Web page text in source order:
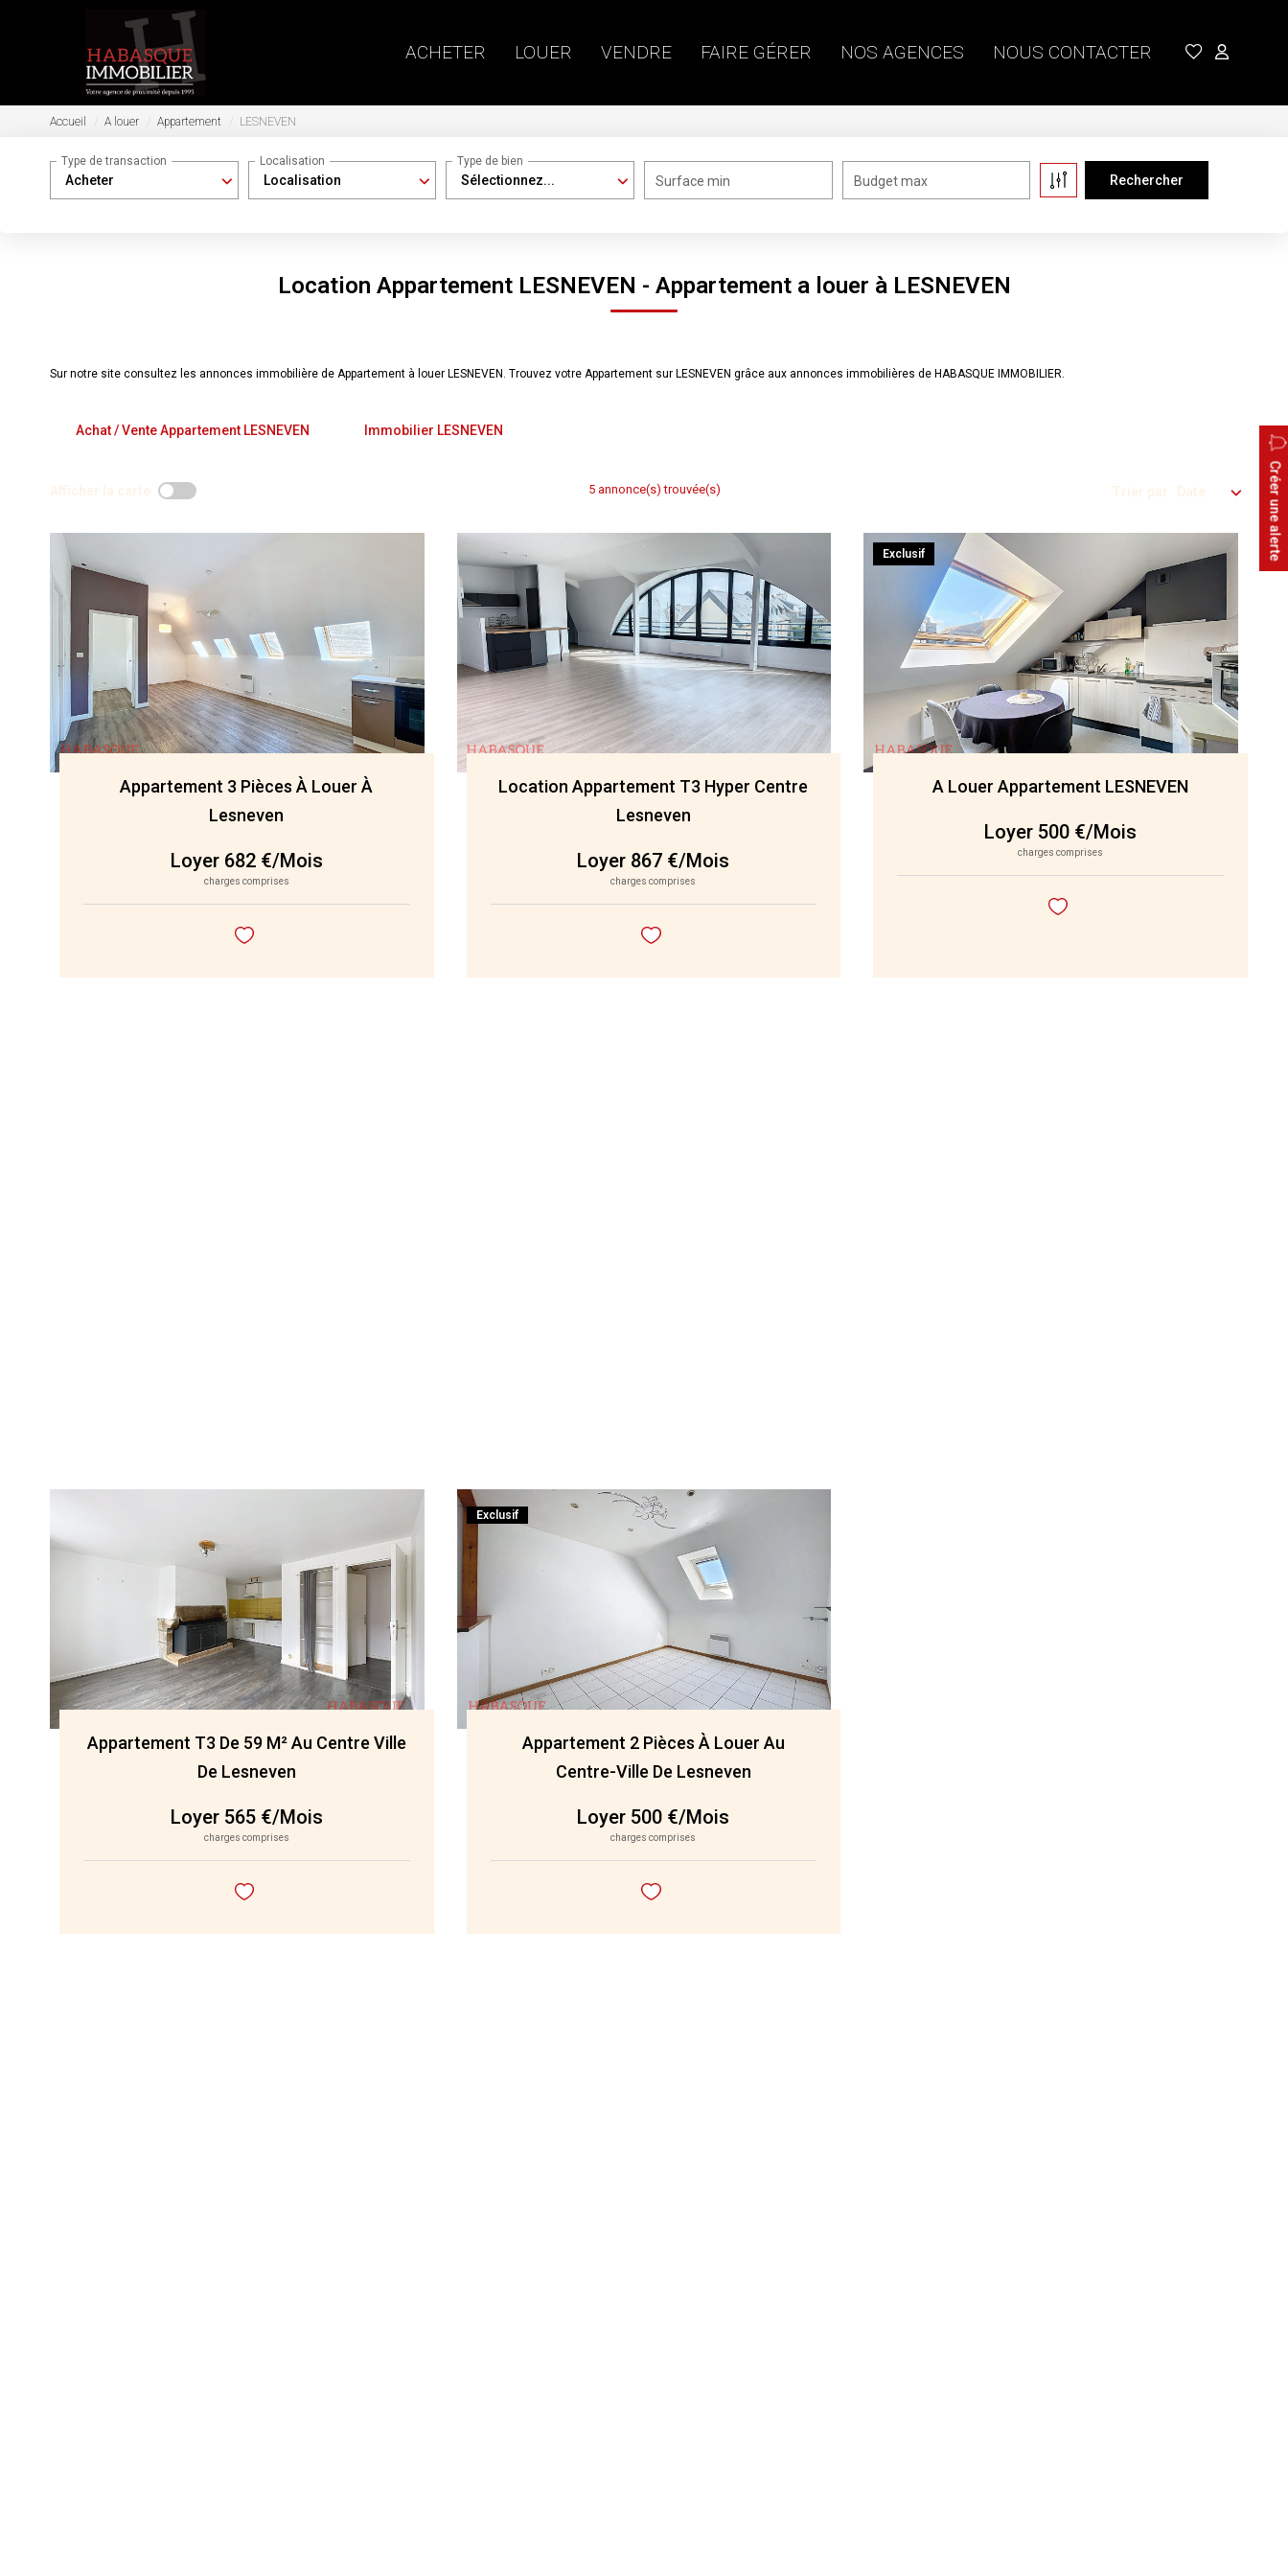
ACHETER LOUER VENDRE FAIRE GÉRER NOS AGENCES NOUS CONTACTER
Accueil A louer Appartement LESNEVEN
Acheter
Type de transaction
Localisation
Localisation
Sélectionnez...
Type de bien
Surface min Budget max
Location Appartement LESNEVEN - Appartement a louer à LESNEVEN
Sur notre site consultez les annonces immobilière de Appartement à louer LESNEVEN. Trouvez votre Appartement sur LESNEVEN grâce aux annonces immobilières de HABASQUE IMMOBILIER.
Achat / Vente Appartement LESNEVEN Immobilier LESNEVEN
Créer une alerte
Afficher la carte 5 annonce(s) trouvée(s) Trier par
Appartement 3 Pièces À Louer À
Lesneven
Loyer 682 €/mois
charges comprises
Location Appartement T3 Hyper Centre
Lesneven
Loyer 867 €/mois
charges comprises
Exclusif
A Louer Appartement LESNEVEN
Loyer 500 €/mois
charges comprises
Appartement T3 De 59 M² Au Centre Ville
De Lesneven
Loyer 565 €/mois
charges comprises
Exclusif
Appartement 2 Pièces À Louer Au
Centre-Ville De Lesneven
Loyer 500 €/mois
charges comprises